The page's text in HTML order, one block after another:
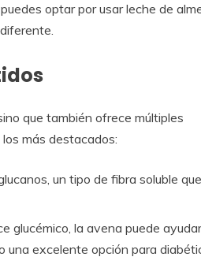
optar por usar leche de
que también ofrece múltiples
más destacados:
un tipo de fibra soluble
glucémico, la avena puede
una excelente opción para